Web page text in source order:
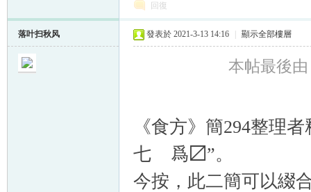
回復
落叶扫秋风 發表於 2021-3-13 14:16 顯示全部樓層
本帖最後
《食方》簡294整理
七 爲〼”。
今按，此二簡可以綴